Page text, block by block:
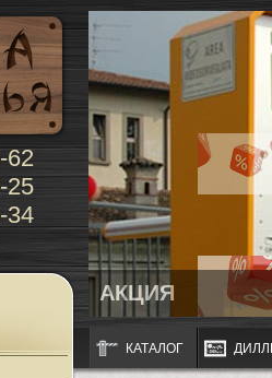
62
25
34
АКЦИЯ
КАТАЛОГ